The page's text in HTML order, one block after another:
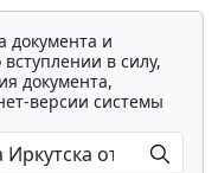
документа и
в силу,
документа,
версии системы